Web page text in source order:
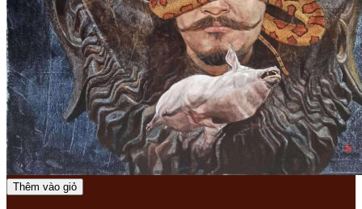
Thêm vào giỏ